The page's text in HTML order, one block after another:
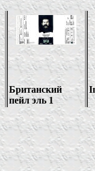
Британский
пейл эль 1